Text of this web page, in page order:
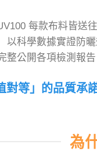
每款布料皆送
以科學數據實證防
整公開各項檢測報
對等」的品質承
為